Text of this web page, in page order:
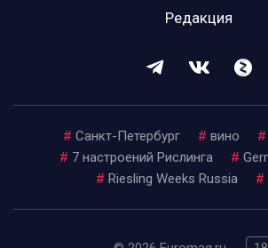
Редакция
# Санкт-Петербург # вино #
# 7 настроений Рислинга #
# Riesling Weeks Russia #